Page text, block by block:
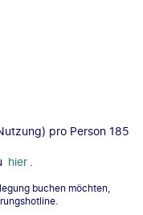
pro Person 185
hier
buchen möchten,